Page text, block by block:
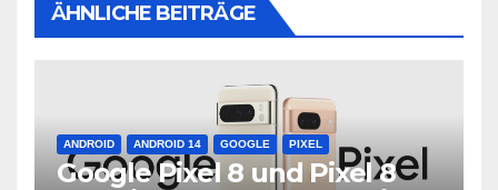
ÄHNLICHE BEITRÄGE
ANDROID ANDROID 14 GOOGLE PIXEL
Google Pixel 8 und Pixel 8